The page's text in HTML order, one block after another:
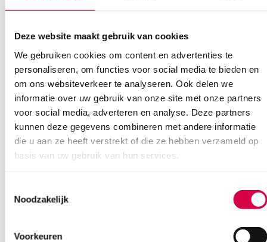
Deze website maakt gebruik van cookies
We gebruiken cookies om content en advertenties te
personaliseren, om functies voor social media te bieden en
om ons websiteverkeer te analyseren. Ook delen we
informatie over uw gebruik van onze site met onze partners
voor social media, adverteren en analyse. Deze partners
kunnen deze gegevens combineren met andere informatie
die u aan ze heeft verstrekt of die ze hebben verzameld op
basis van uw gebruik van hun services.
Noodzakelijk
Voorkeuren
Materiaal RVS
Steriel onsteriel
Beoordelingen (0)
Er zijn nog geen beoordelingen.
(set)” te beoordelen
Je moetingelogd zijnom een beoordeling te plaatsen.
Op voorraad? Vandaag besteld, vandaag verzonden
Vaste klanten, vaste korting
Geen klein order toeslag vanaf €75 bestelwaarde
We scoren een gemiddelde van 7.1! (11 beoordelingen)
Klantenservice